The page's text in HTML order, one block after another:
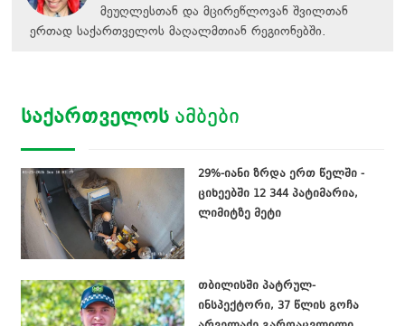
მეუღლესთან და მცირეწლოვან შვილთან
ერთად საქართველოს მაღალმთიან რეგიონებში.
ᲡᲐᲥᲐᲠᲗᲕᲔᲚᲝᲡ ᲐᲛᲑᲔᲑᲘ
29%-იანი ზრდა ერთ წელში -
ციხეებში 12 344 პატიმარია,
ლიმიტზე მეტი
თბილისში პატრულ-
ინსპექტორი, 37 წლის გოჩა